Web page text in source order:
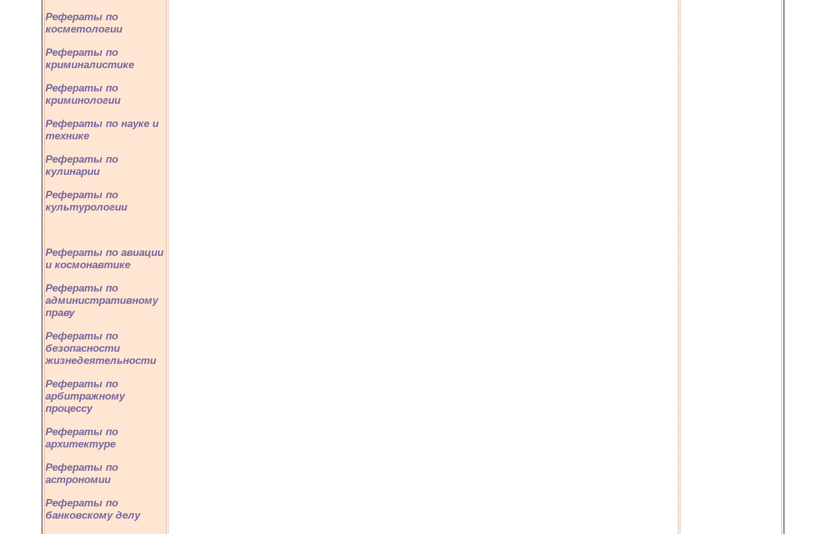
Рефераты по
косметологии
Рефераты по
криминалистике
Рефераты по
криминологии
Рефераты по науке и
технике
Рефераты по
кулинарии
Рефераты по
культурологии
Рефераты по авиации
и космонавтике
Рефераты по
административному
праву
Рефераты по
безопасности
жизнедеятельности
Рефераты по
арбитражному
процессу
Рефераты по
архитектуре
Рефераты по
астрономии
Рефераты по
банковскому делу